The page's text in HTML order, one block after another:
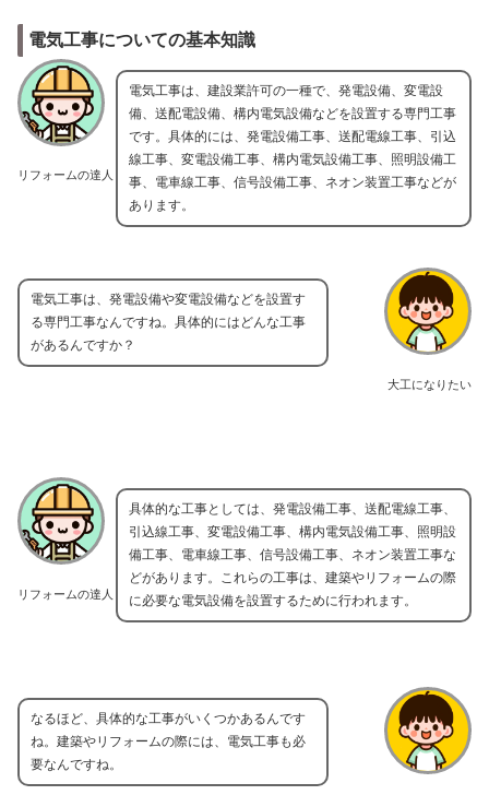
電気工事についての基本知識
リフォームの達人
電気工事は、建設業許可の一種で、発電設備、変電設
備、送配電設備、構内電気設備などを設置する専門工事
です。具体的には、発電設備工事、送配電線工事、引込
線工事、変電設備工事、構内電気設備工事、照明設備工
事、電車線工事、信号設備工事、ネオン装置工事などが
あります。
大工になりたい
電気工事は、発電設備や変電設備などを設置す
る専門工事なんですね。具体的にはどんな工事
があるんですか？
リフォームの達人
具体的な工事としては、発電設備工事、送配電線工事、
引込線工事、変電設備工事、構内電気設備工事、照明設
備工事、電車線工事、信号設備工事、ネオン装置工事な
どがあります。これらの工事は、建築やリフォームの際
に必要な電気設備を設置するために行われます。
なるほど、具体的な工事がいくつかあるんです
ね。建築やリフォームの際には、電気工事も必
要なんですね。